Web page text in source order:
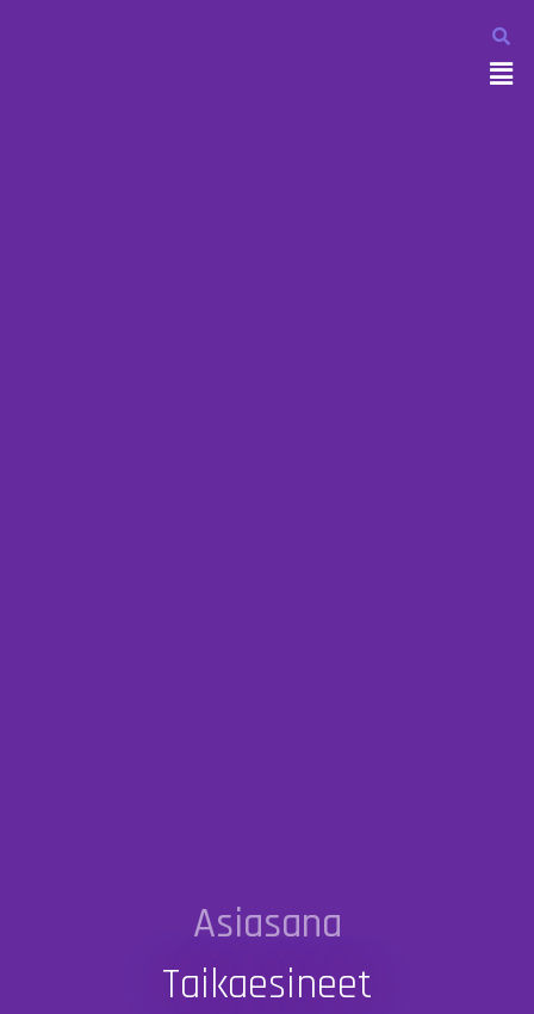
Asiasana
Taikaesineet